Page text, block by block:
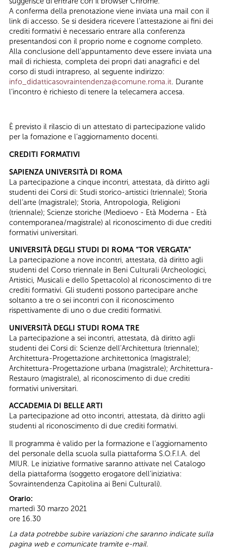
A conferma della prenotazione viene inviata una mail con il
link di accesso. Se si desidera ricevere l’attestazione ai fini dei
crediti formativi è necessario entrare alla conferenza
presentandosi con il proprio nome e cognome completo.
Alla conclusione dell’appuntamento deve essere inviata una
mail di richiesta, completa dei propri dati anagrafici e del
corso di studi intrapreso, al seguente indirizzo:
info_didatticasovraintendenza@comune.roma.it. Durante
l’incontro è richiesto di tenere la telecamera accesa.
È previsto il rilascio di un attestato di partecipazione valido
per la fomazione e l’aggiornamento docenti.
CREDITI FORMATIVI
SAPIENZA UNIVERSITÀ DI ROMA
La partecipazione a cinque incontri, attestata, dà diritto agli
studenti dei Corsi di: Studi storico-artistici (triennale); Storia
dell’arte (magistrale); Storia, Antropologia, Religioni
(triennale); Scienze storiche (Medioevo - Età Moderna - Età
contemporanea/magistrale) al riconoscimento di due crediti
formativi universitari.
UNIVERSITÀ DEGLI STUDI DI ROMA “TOR VERGATA”
La partecipazione a nove incontri, attestata, dà diritto agli
studenti del Corso triennale in Beni Culturali (Archeologici,
Artistici, Musicali e dello Spettacolo) al riconoscimento di tre
crediti formativi. Gli studenti possono partecipare anche
soltanto a tre o sei incontri con il riconoscimento
rispettivamente di uno o due crediti formativi.
UNIVERSITÀ DEGLI STUDI ROMA TRE
La partecipazione a sei incontri, attestata, dà diritto agli
studenti dei Corsi di: Scienze dell’Architettura (triennale);
Architettura-Progettazione architettonica (magistrale);
Architettura-Progettazione urbana (magistrale); Architettura-
Restauro (magistrale), al riconoscimento di due crediti
formativi universitari.
ACCADEMIA DI BELLE ARTI
La partecipazione ad otto incontri, attestata, dà diritto agli
studenti al riconoscimento di due crediti formativi.
Il programma è valido per la formazione e l’aggiornamento
del personale della scuola sulla piattaforma S.O.F.I.A. del
MIUR. Le iniziative formative saranno attivate nel Catalogo
della piattaforma (soggetto erogatore dell’iniziativa:
Sovraintendenza Capitolina ai Beni Culturali).
Orario:
martedì 30 marzo 2021
ore 16.30
La data potrebbe subire variazioni che saranno indicate sulla
pagina web e comunicate tramite e-mail.